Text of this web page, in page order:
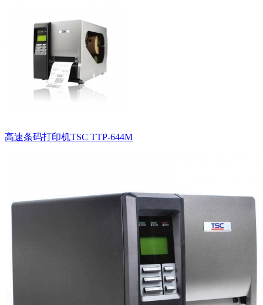
高速条码打印机TSC TTP-644M